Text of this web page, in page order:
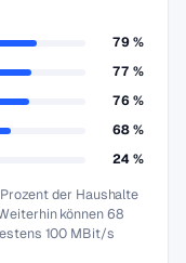
79 %
77 %
76 %
68 %
24 %
der Haushalte
können 68
100 MBit/s